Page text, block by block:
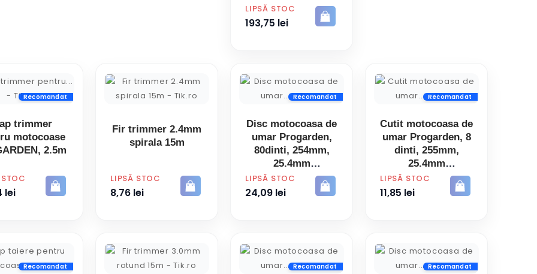
bujie, kit surub
PRET
LIPSĂ STOC
193,75 lei
Recomandat
trimmer
motocoase
2.5m
lei
Fir trimmer 2.4mm
spirala 15m
PRET
LIPSĂ STOC
8,76 lei
Recomandat
Disc motocoasa de
umar Progarden,
80dinti, 254mm,
25.4mm
PRET
LIPSĂ STOC
24,09 lei
Recomandat
Cutit motocoasa de
umar Progarden, 8
dinti, 255mm,
25.4mm
PRET
LIPSĂ STOC
11,85 lei
Recomandat Recomandat Recomandat